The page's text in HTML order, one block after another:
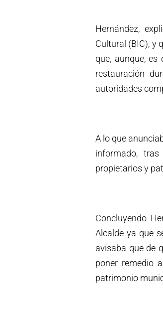
Hernández,
Cultural (BIC), y
que, aunque,
restauración
autoridades
A lo que
informado,
propietarios y
Concluyendo
Alcalde ya que
avisaba que de
poner remedio
patrimonio